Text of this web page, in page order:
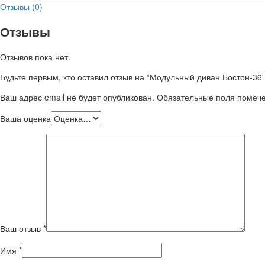
Отзывы (0)
Отзывы
Отзывов пока нет.
Будьте первым, кто оставил отзыв на “Модульный диван Бостон-36”
Ваш адрес email не будет опубликован. Обязательные поля
Ваша оценка
Ваш отзыв *
Имя *